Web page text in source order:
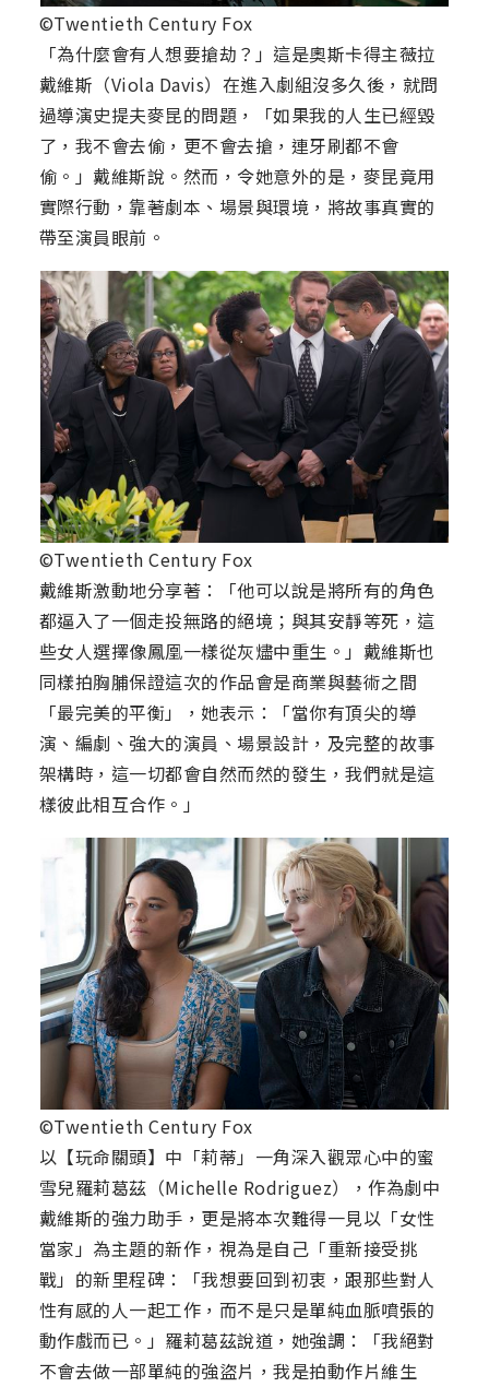
©Twentieth Century Fox
「為什麼會有人想要搶劫？」這是奧斯卡得主薇拉
戴維斯（Viola Davis）在進入劇組沒多久後，就問
過導演史提夫麥昆的問題，「如果我的人生已經毀
了，我不會去偷，更不會去搶，連牙刷都不會
偷。」戴維斯說。然而，令她意外的是，麥昆竟用
實際行動，靠著劇本、場景與環境，將故事真實的
帶至演員眼前。
©Twentieth Century Fox
戴維斯激動地分享著：「他可以說是將所有的角色
都逼入了一個走投無路的絕境；與其安靜等死，這
些女人選擇像鳳凰一樣從灰燼中重生。」戴維斯也
同樣拍胸脯保證這次的作品會是商業與藝術之間
「最完美的平衡」，她表示：「當你有頂尖的導
演、編劇、強大的演員、場景設計，及完整的故事
架構時，這一切都會自然而然的發生，我們就是這
樣彼此相互合作。」
©Twentieth Century Fox
以【玩命關頭】中「莉蒂」一角深入觀眾心中的蜜
雪兒羅莉葛茲（Michelle Rodriguez），作為劇中
戴維斯的強力助手，更是將本次難得一見以「女性
當家」為主題的新作，視為是自己「重新接受挑
戰」的新里程碑：「我想要回到初衷，跟那些對人
性有感的人一起工作，而不是只是單純血脈噴張的
動作戲而已。」羅莉葛茲說道，她強調：「我絕對
不會去做一部單純的強盜片，我是拍動作片維生